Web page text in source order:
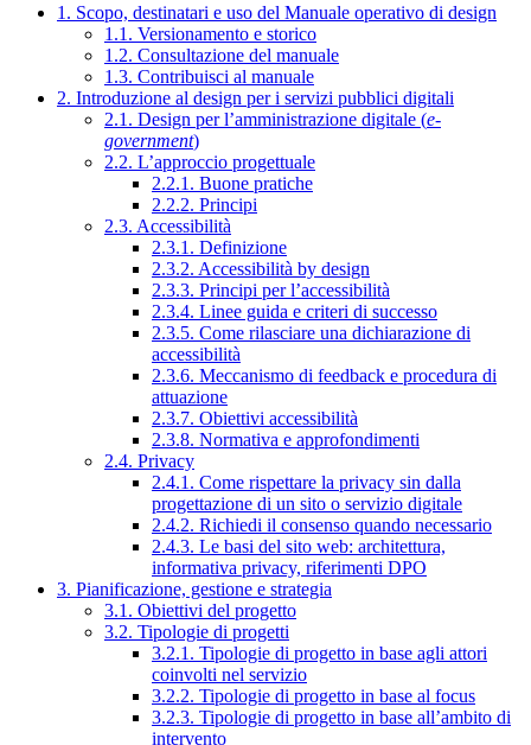
1. Scopo, destinatari e uso del Manuale operativo di design
1.1. Versionamento e storico
1.2. Consultazione del manuale
1.3. Contribuisci al manuale
2. Introduzione al design per i servizi pubblici digitali
2.1. Design per l’amministrazione digitale (e-
government)
2.2. L’approccio progettuale
2.2.1. Buone pratiche
2.2.2. Principi
2.3. Accessibilità
2.3.1. Definizione
2.3.2. Accessibilità by design
2.3.3. Principi per l’accessibilità
2.3.4. Linee guida e criteri di successo
2.3.5. Come rilasciare una dichiarazione di
accessibilità
2.3.6. Meccanismo di feedback e procedura di
attuazione
2.3.7. Obiettivi accessibilità
2.3.8. Normativa e approfondimenti
2.4. Privacy
2.4.1. Come rispettare la privacy sin dalla
progettazione di un sito o servizio digitale
2.4.2. Richiedi il consenso quando necessario
2.4.3. Le basi del sito web: architettura,
informativa privacy, riferimenti DPO
3. Pianificazione, gestione e strategia
3.1. Obiettivi del progetto
3.2. Tipologie di progetti
3.2.1. Tipologie di progetto in base agli attori
coinvolti nel servizio
3.2.2. Tipologie di progetto in base al focus
3.2.3. Tipologie di progetto in base all’ambito di
intervento